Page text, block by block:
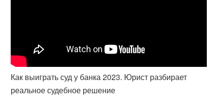
Как выиграть суд у банка 2023. Юрист разбирает
реальное судебное решение